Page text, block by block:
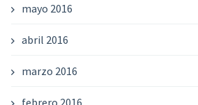
mayo 2016
abril 2016
marzo 2016
febrero 2016